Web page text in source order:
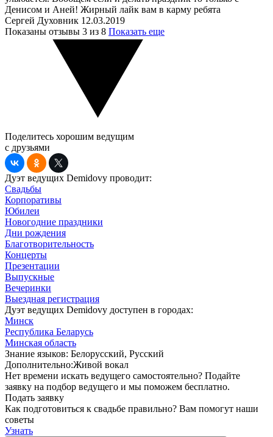
Денисом и Аней! Жирный лайк вам в карму ребята
Сергей Духовник 12.03.2019
Показаны отзывы 3 из 8 Показать еще
Поделитесь хорошим ведущим
с друзьями
Дуэт ведущих Demidovy проводит:
Свадьбы
Корпоративы
Юбилеи
Новогодние праздники
Дни рождения
Благотворительность
Концерты
Презентации
Выпускные
Вечеринки
Выездная регистрация
Дуэт ведущих Demidovy доступен в городах:
Минск
Республика Беларусь
Минская область
Знание языков: Белорусский, Русский
Дополнительно:Живой вокал
Нет времени искать ведущего самостоятельно? Подайте
заявку на подбор ведущего и мы поможем бесплатно.
Подать заявку
Как подготовиться к свадьбе правильно? Вам помогут наши
советы
Узнать